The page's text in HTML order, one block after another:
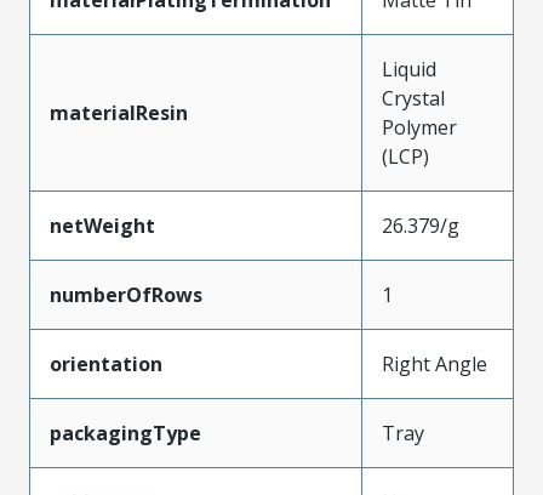
materialResin
Liquid
Crystal
Polymer
(LCP)
netWeight 26.379/g
numberOfRows 1
orientation Right Angle
packagingType Tray